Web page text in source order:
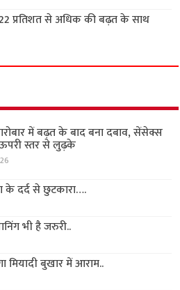
प्रतिशत से अधिक की बढ़त के साथ
में बढ़त के बाद बना दबाव, सेंसेक्स
स्तर से लुढ़के
के दर्द से छुटकारा….
भी है जरुरी..
मियादी बुखार में आराम..